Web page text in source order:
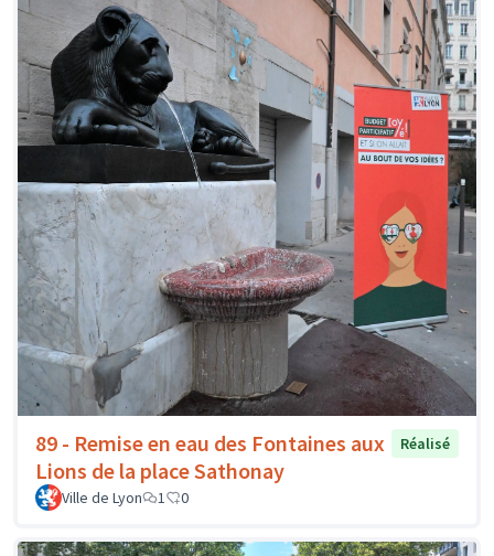
89 - Remise en eau des Fontaines aux
Lions de la place Sathonay
Réalisé
Ville de Lyon 1 0